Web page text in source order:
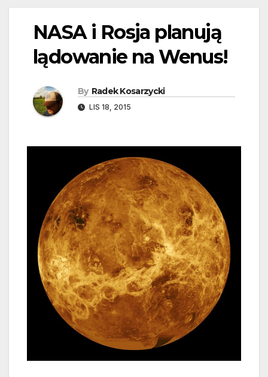
NASA i Rosja planują
lądowanie na Wenus!
By Radek Kosarzycki
LIS 18, 2015